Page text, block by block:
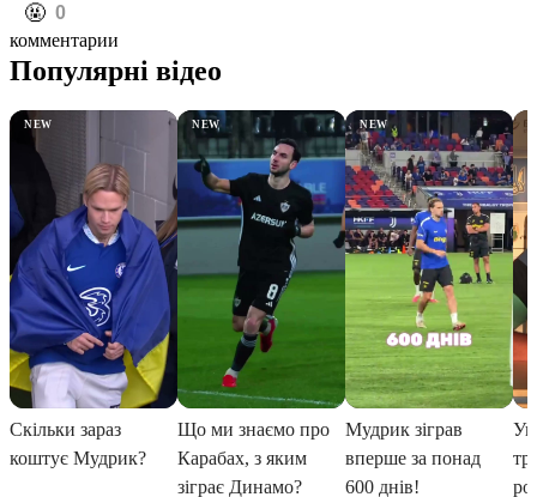
️🤬 0
комментарии